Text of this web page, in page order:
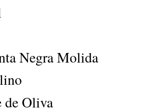
Negra Molida
de Oliva